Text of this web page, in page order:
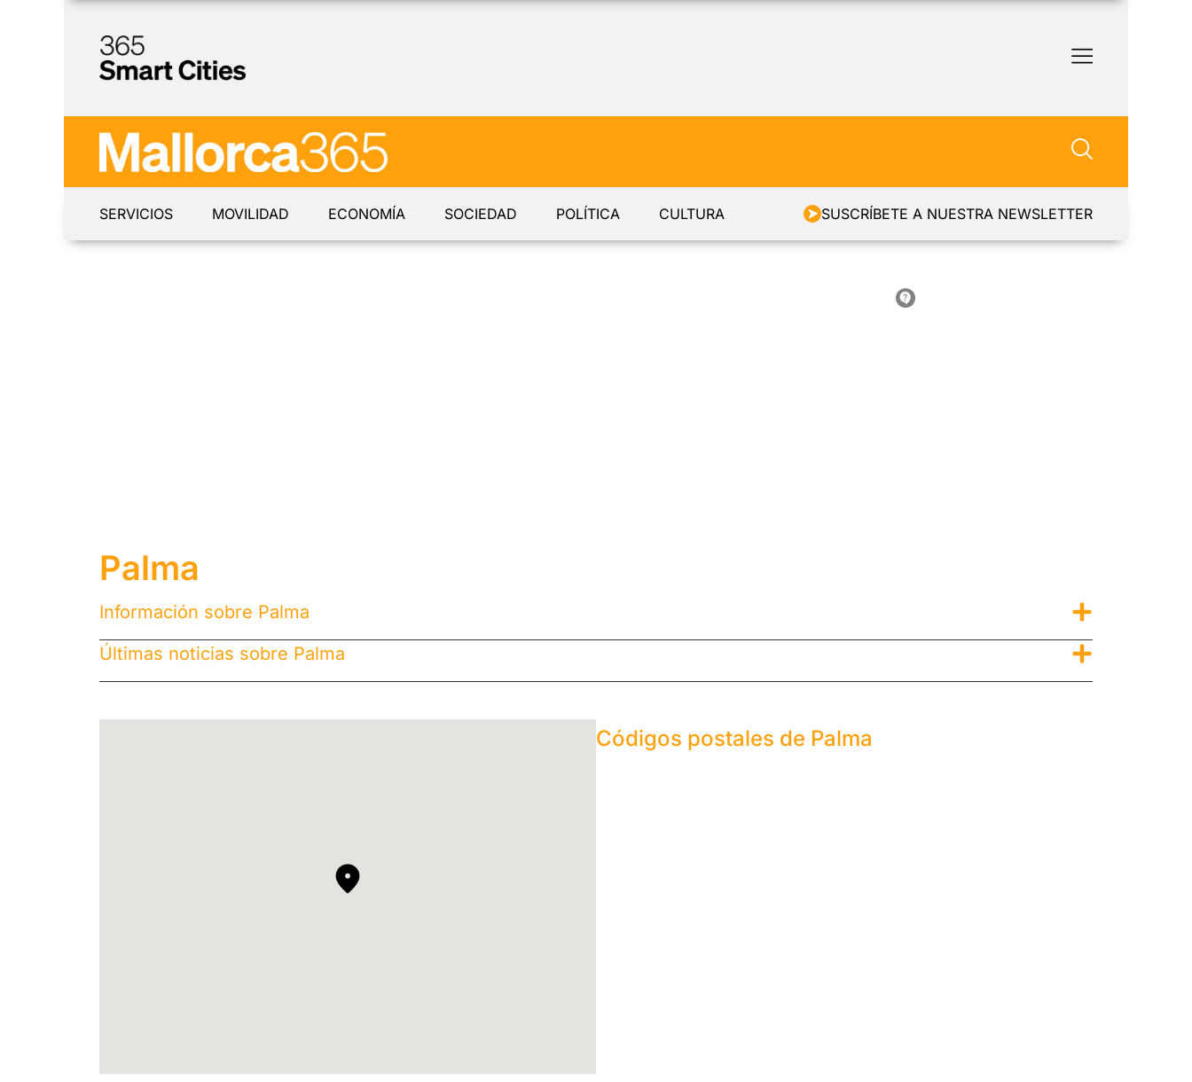
SERVICIOS MOVILIDAD ECONOMÍA SOCIEDAD POLÍTICA CULTURA SUSCRÍBETE A NUESTRA NEWSLETTER
Palma
Información sobre Palma
Últimas noticias sobre Palma
Códigos postales de Palma